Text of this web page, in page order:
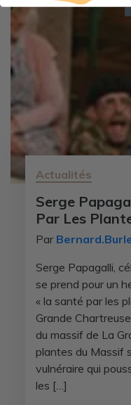
Actualités
Serge
Par Les
Par
Serge Papagalli,
se prend pour un
« la santé par les
Grande
du massif de La
plantes du Massif
vulnéraire qui
les […]